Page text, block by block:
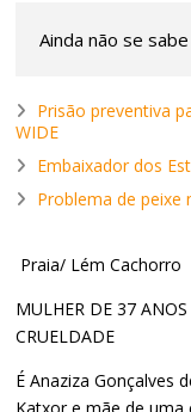
Ainda não se
Prisão preventiva
WIDE
Embaixador dos
Problema de peixe
Praia/ Lém Cachorro
MULHER DE 37
CRUELDADE
É Anaziza Gonçalves